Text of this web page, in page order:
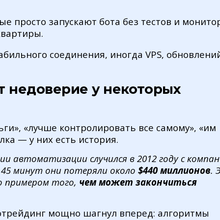
просто запускают бота без тестов и
соединения, иногда VPS,
у некоторых
«лучше контролировать все самому», «им
— у них есть история.
автоматизации случился в 2012 году с
минут они потеряли около $440 миллионов.
примером того, чем может закончиться
мощно шагнул вперед: алгоритмы